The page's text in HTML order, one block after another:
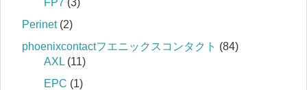
Perinet(2)
phoenixcontactフエニックスコンタクト (84)
AXL (11)
EPC (1)